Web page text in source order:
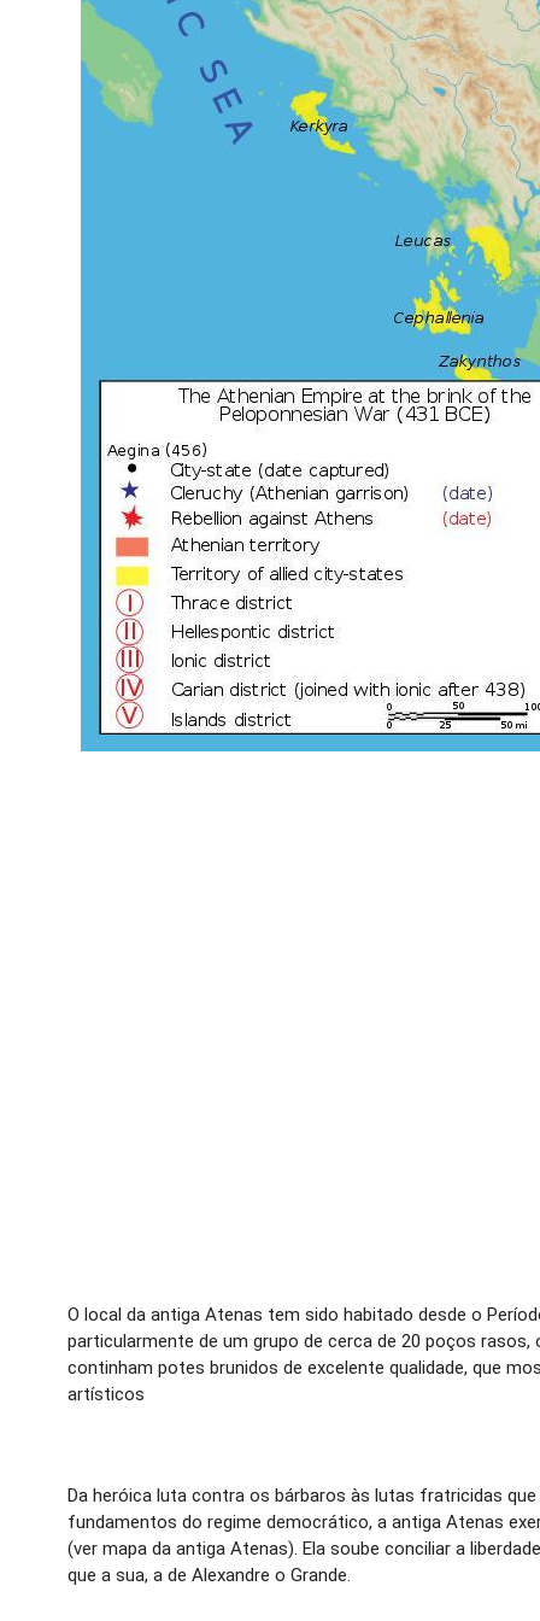
O local da antiga Atenas tem sido habitado desde o
particularmente de um grupo de cerca de 20 poços
continham potes brunidos de excelente qualidade, que
artísticos
Da heróica luta contra os bárbaros às lutas fratricidas
fundamentos do regime democrático, a antiga Atenas
(ver mapa da antiga Atenas). Ela soube conciliar a
que a sua, a de Alexandre o Grande.